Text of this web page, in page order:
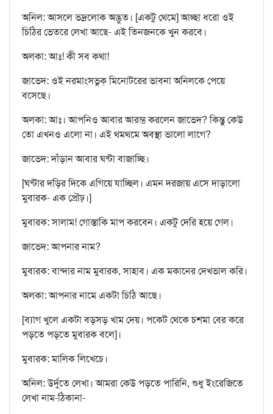
অনিল: আসলে ভদ্রলোক অদ্ভুত। [একটু থেমে] আচ্ছা ধরো ওই
চিঠির ভেতরে লেখা আছে- এই তিনজনকে খুন করবে।
অলকা: আঃ! কী সব কথা!
জাভেদ: ওই নরমাংসভুক্‌ মিনোটরের ভাবনা অনিলকে পেয়ে
বসেছে।
অলকা: আঃ। আপনিও আবার আরম্ভ করলেন জাভেদ? কিন্তু কেউ
তো এখনও এলো না। এই থমথমে অবস্থা ভালো লাগে?
জাভেদ: দাঁড়ান আবার ঘন্টা বাজাচ্ছি।
[ঘন্টার দড়ির দিকে এগিয়ে যাচ্ছিল। এমন দরজায় এসে দাড়ালো
মুবারক- এক প্রৌঢ়।]
মুবারক: সালাম! গোস্তাকি মাপ করবেন। একটু দেরি হয়ে গেল।
জাভেদ: আপনার নাম?
মুবারক: বান্দার নাম মুবারক, সাহাব। এক মকানের দেখভাল করি।
অলকা: আপনার নামে একটা চিঠি আছে।
[ব্যাগ খুলে একটা বড়সড় খাম দেয়। পকেট থেকে চশমা বের করে
পড়তে পড়তে মুবারক বলে]।
মুবারক: মালিক লিখেচে।
অনিল: উর্দুতে লেখা। আমরা কেউ পড়তে পারিনি, শুধু ইংরেজিতে
লেখা নাম-ঠিকানা-